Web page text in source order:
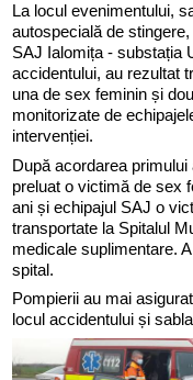
La locul evenimentului,
autospecială de
SAJ Ialomița - substația
accidentului, au rezultat
una de sex feminin și
monitorizate de
intervenției.
După acordarea
preluat o victimă de sex
ani și echipajul SAJ o
transportate la Spitalul
medicale suplimentare.
spital.
Pompierii au mai
locul accidentului și